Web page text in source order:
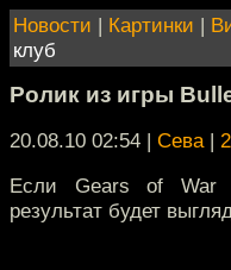
Новости | Картинки |
клуб
Ролик из игры
20.08.10 02:54 | Сева|
Если Gears of War
результат будет